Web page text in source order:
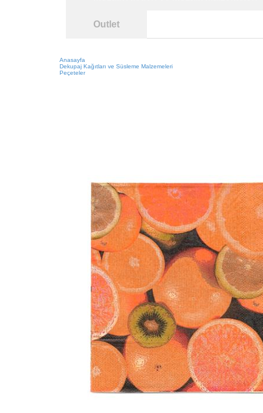
Outlet
Anasayfa
Dekupaj Kağıtları ve Süsleme Malzemeleri
Peçeteler